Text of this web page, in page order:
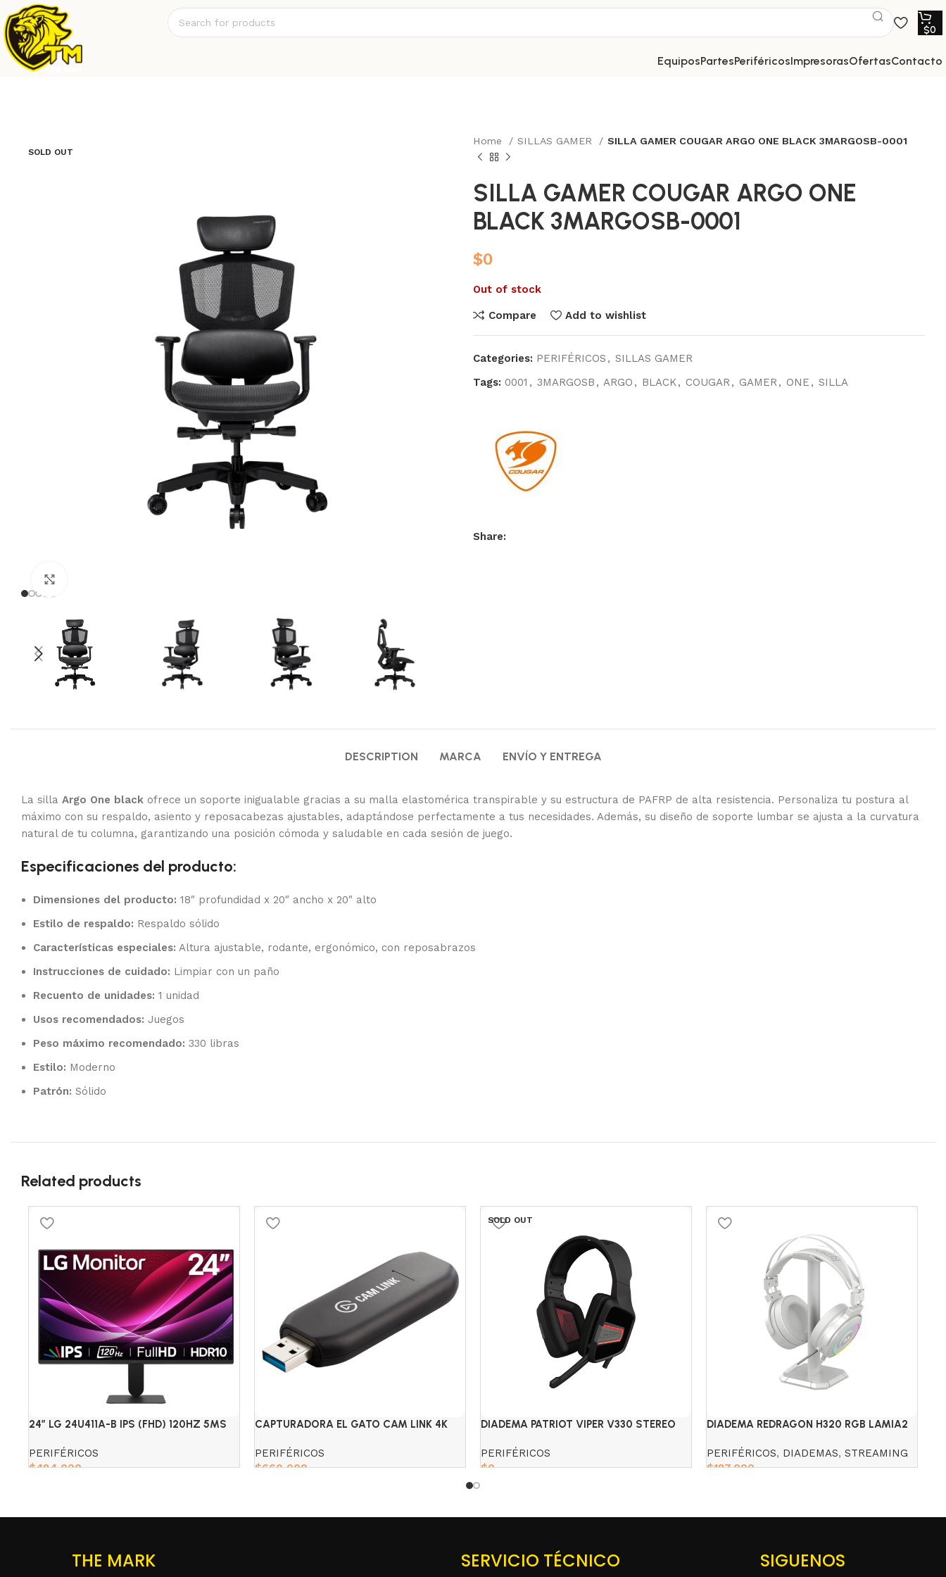
$0
equipos partes periféricos impresoras ofertas contacto
SOLD OUT
Home SILLAS GAMER SILLA GAMER COUGAR ARGO ONE BLACK 3MARGOSB-0001
SILLA GAMER COUGAR ARGO ONE
BLACK 3MARGOSB-0001
$0
Out of stock
Compare Add to wishlist
Categories: PERIFÉRICOS , SILLAS GAMER
Tags: 0001 , 3MARGOSB , ARGO , BLACK, COUGAR, GAMER, ONE , SILLA
Share:
DESCRIPTION MARCA ENVÍO Y ENTREGA
La silla Argo One black ofrece un soporte inigualable gracias a su malla elastomérica transpirable y su estructura de PAFRP de alta resistencia. Personaliza tu postura al
máximo con su respaldo, asiento y reposacabezas ajustables, adaptándose perfectamente a tus necesidades. Además, su diseño de soporte lumbar se ajusta a la curvatura
natural de tu columna, garantizando una posición cómoda y saludable en cada sesión de juego.
Especificaciones del producto:
Dimensiones del producto: 18″ profundidad x 20″ ancho x 20″ alto
Estilo de respaldo: Respaldo sólido
Características especiales: Altura ajustable, rodante, ergonómico, con reposabrazos
Instrucciones de cuidado: Limpiar con un paño
Recuento de unidades: 1 unidad
Usos recomendados: Juegos
Peso máximo recomendado: 330 libras
Estilo: Moderno
Patrón: Sólido
Related products
24″ LG 24U411A-B IPS (FHD) 120HZ 5MS
PERIFÉRICOS
$484,000
CAPTURADORA EL GATO CAM LINK 4K
PERIFÉRICOS
$660,000
SOLD OUT
DIADEMA PATRIOT VIPER V330 STEREO
PERIFÉRICOS
$0
DIADEMA REDRAGON H320 RGB LAMIA2
PERIFÉRICOS, DIADEMAS, STREAMING
$187,000
THE MARK SERVICIO TÉCNICO SIGUENOS